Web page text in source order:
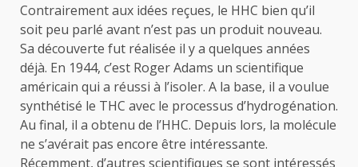
Contrairement aux idées reçues, le HHC bien qu’il
soit peu parlé avant n’est pas un produit nouveau.
Sa découverte fut réalisée il y a quelques années
déjà. En 1944, c’est Roger Adams un scientifique
américain qui a réussi à l’isoler. A la base, il a voulue
synthétisé le THC avec le processus d’hydrogénation.
Au final, il a obtenu de l’HHC. Depuis lors, la molécule
ne s’avérait pas encore être intéressante.
Récemment, d’autres scientifiques se sont intéressés